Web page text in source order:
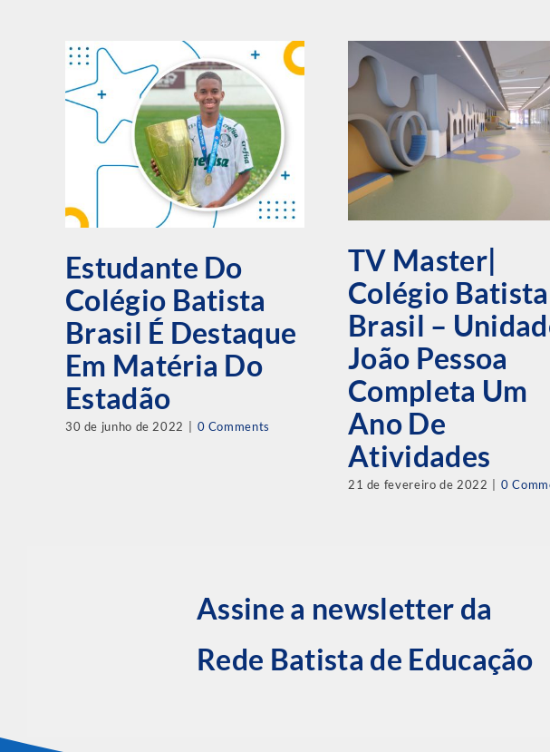
Estudante Do
Colégio Batista
Brasil É Destaque
Em Matéria Do
Estadão
30 de junho de 2022 0 Comments
TV Master|
Colégio Batista
Brasil –
João Pessoa
Completa Um
Ano De
Atividades
21 de fevereiro de 2022 0
Assine a newsletter da
Rede Batista de Educação